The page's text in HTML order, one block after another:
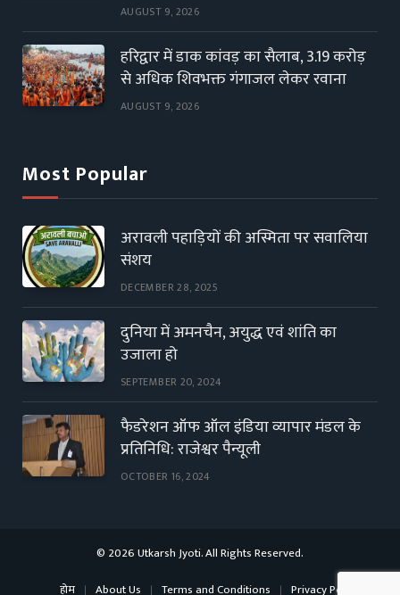
AUGUST 9, 2026
हरिद्वार में डाक कांवड़ का सैलाब, 3.19 करोड़
से अधिक शिवभक्त गंगाजल लेकर रवाना
AUGUST 9, 2026
Most Popular
अरावली पहाड़ियों की अस्मिता पर सवालिया
संशय
DECEMBER 28, 2025
दुनिया में अमनचैन, अयुद्ध एवं शांति का
उजाला हो
SEPTEMBER 20, 2024
फैडरेशन ऑफ ऑल इंडिया व्यापार मंडल के
प्रतिनिधि: राजेश्वर पैन्यूली
OCTOBER 16, 2024
© 2026 Utkarsh Jyoti. All Rights Reserved.
होम
About Us Terms and Conditions Privacy Policy